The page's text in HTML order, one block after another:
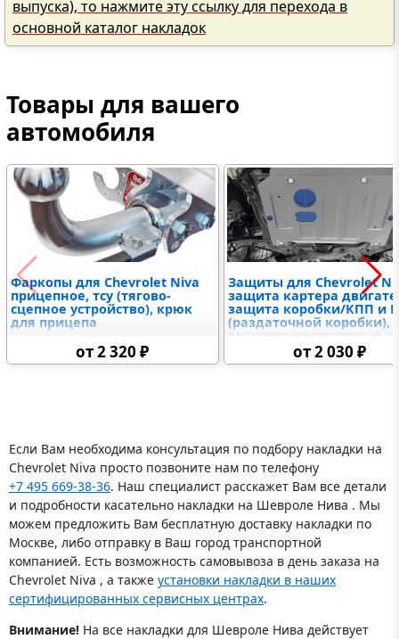
выпуска), то нажмите эту ссылку для перехода в
основной каталог накладок
Товары для вашего
автомобиля
Фаркопы для Chevrolet Niva
прицепное, тсу (тягово-
сцепное устройство), крюк
для прицепа
от 2 320 ₽
Защиты для Chevrolet
защита картера
защита коробки/КПП и
(раздаточной коробки),
защыита радиатора и
дифференциалов,
топливного бака,
от 2 030 ₽
Если Вам необходима консультация по подбору накладки на
Chevrolet Niva просто позвоните нам по телефону
+7 495 669-38-36. Наш специалист расскажет Вам все детали
и подробности касательно накладки на Шевроле Нива . Мы
можем предложить Вам бесплатную доставку накладки по
Москве, либо отправку в Ваш город транспортной
компанией. Есть возможность самовывоза в день заказа на
Chevrolet Niva , а также установки накладки в наших
сертифицированных сервисных центрах.
Внимание! На все накладки для Шевроле Нива действует